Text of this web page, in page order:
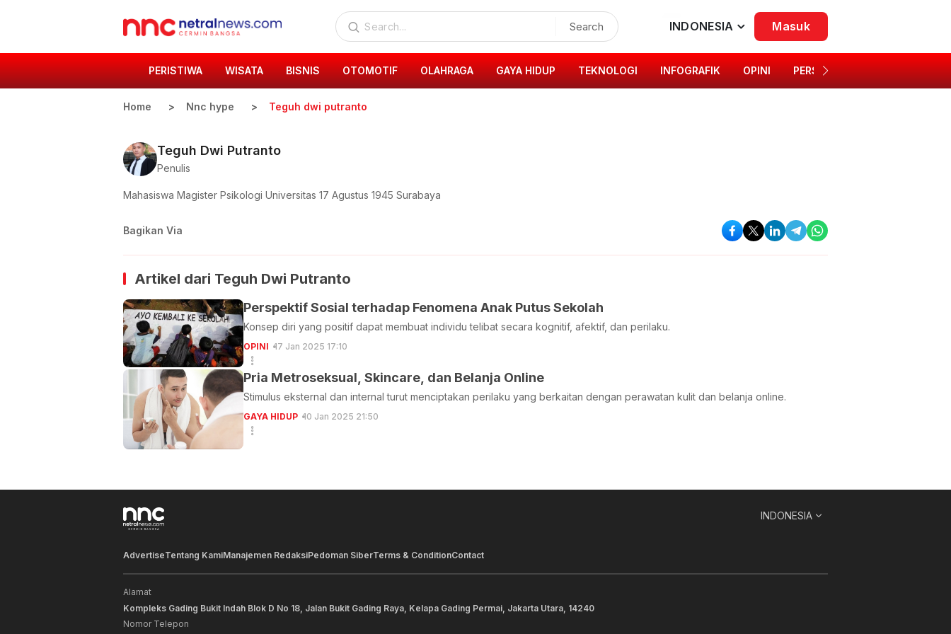
Search INDONESIA Masuk
PERISTIWA WISATA BISNIS OTOMOTIF OLAHRAGA GAYA HIDUP TEKNOLOGI INFOGRAFIK OPINI PERSONA
Home Nnc hype Teguh dwi putranto
Teguh Dwi Putranto
Penulis
Mahasiswa Magister Psikologi Universitas 17 Agustus 1945 Surabaya
Bagikan Via
Artikel dari Teguh Dwi Putranto
Perspektif Sosial terhadap Fenomena Anak Putus Sekolah
Konsep diri yang positif dapat membuat individu telibat secara kognitif, afektif, dan perilaku.
OPINI 17 Jan 2025 17:10
Pria Metroseksual, Skincare, dan Belanja Online
Stimulus eksternal dan internal turut menciptakan perilaku yang berkaitan dengan perawatan kulit dan belanja online.
GAYA HIDUP 10 Jan 2025 21:50
INDONESIA
AdvertiseTentang KamiManajemen RedaksiPedoman SiberTerms & ConditionContact
Alamat
Kompleks Gading Bukit Indah Blok D No 18, Jalan Bukit Gading Raya, Kelapa Gading Permai, Jakarta Utara, 14240
Nomor Telepon